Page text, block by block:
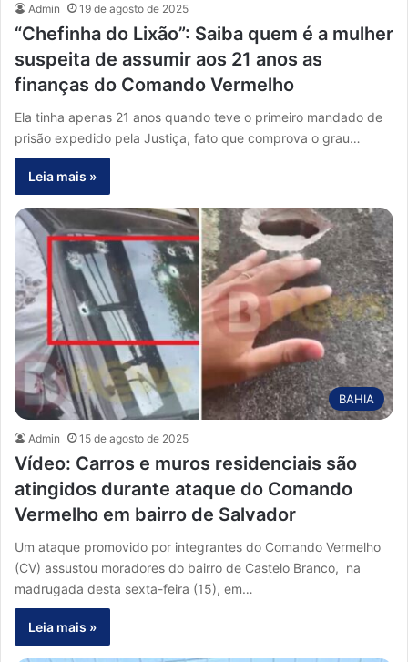
Admin 19 de agosto de 2025
“Chefinha do Lixão”: Saiba quem é a mulher
suspeita de assumir aos 21 anos as
finanças do Comando Vermelho
Ela tinha apenas 21 anos quando teve o primeiro mandado de
prisão expedido pela Justiça, fato que comprova o grau…
Leia mais »
BAHIA
Admin 15 de agosto de 2025
Vídeo: Carros e muros residenciais são
atingidos durante ataque do Comando
Vermelho em bairro de Salvador
Um ataque promovido por integrantes do Comando Vermelho
(CV) assustou moradores do bairro de Castelo Branco, na
madrugada desta sexta-feira (15), em…
Leia mais »